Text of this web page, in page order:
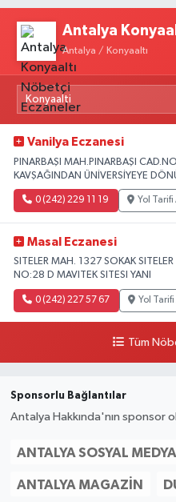
Antalya
Antalya / Konyaaltı
Vanilya Eczanesi
PINARBAŞI MAH.PINARBAŞI
KAVŞAĞINDAN ÜNİVERSİYEYE
0 (242) 229 11 19 Yol Tarifi
Masal Eczanesi
SITELER MAH. 1327 SOKAK
NO:28 D MAVITEK SITESI YANI
0 (242) 227 57 67 Yol Tarifi
Tüm
Sponsorlu Bağlantılar
Antalya Hakkında'nın sponsor
ANTALYA SOSYAL
ANTALYA MAGAZIN